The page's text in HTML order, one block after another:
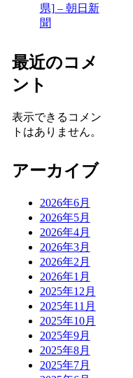
県] – 朝日新
聞
最近のコメ
ント
表示できるコメン
トはありません。
アーカイブ
2026年6月
2026年5月
2026年4月
2026年3月
2026年2月
2026年1月
2025年12月
2025年11月
2025年10月
2025年9月
2025年8月
2025年7月